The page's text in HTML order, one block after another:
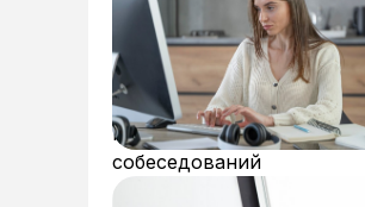
Внутренний
кадрам (HR-
Оптимизация процесса
и сокращение времени
на организацию
собеседований